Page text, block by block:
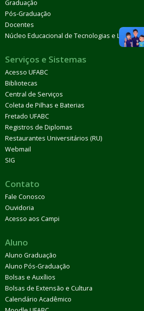
Graduação
Pós-Graduação
Docentes
Núcleo Educacional de Tecnologias e Línguas
Serviços e Sistemas
Acesso UFABC
Bibliotecas
Central de Serviços
Coleta de Pilhas e Baterias
Fretado UFABC
Registros de Diplomas
Restaurantes Universitários (RU)
Webmail
SIG
Contato
Fale Conosco
Ouvidoria
Acesso aos Campi
Aluno
Aluno Graduação
Aluno Pós-Graduação
Bolsas e Auxílios
Bolsas de Extensão e Cultura
Calendário Acadêmico